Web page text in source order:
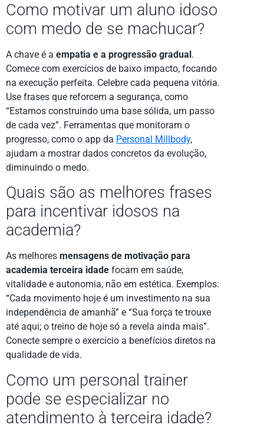
Como motivar um aluno idoso
com medo de se machucar?
A chave é a empatia e a progressão gradual.
Comece com exercícios de baixo impacto, focando
na execução perfeita. Celebre cada pequena vitória.
Use frases que reforcem a segurança, como
“Estamos construindo uma base sólida, um passo
de cada vez”. Ferramentas que monitoram o
progresso, como o app da Personal Millbody,
ajudam a mostrar dados concretos da evolução,
diminuindo o medo.
Quais são as melhores frases
para incentivar idosos na
academia?
As melhores mensagens de motivação para
academia terceira idade focam em saúde,
vitalidade e autonomia, não em estética. Exemplos:
“Cada movimento hoje é um investimento na sua
independência de amanhã” e “Sua força te trouxe
até aqui; o treino de hoje só a revela ainda mais”.
Conecte sempre o exercício a benefícios diretos na
qualidade de vida.
Como um personal trainer
pode se especializar no
atendimento à terceira idade?